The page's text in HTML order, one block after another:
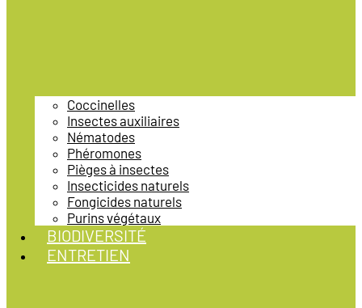
Coccinelles
Insectes auxiliaires
Nématodes
Phéromones
Pièges à insectes
Insecticides naturels
Fongicides naturels
Purins végétaux
BIODIVERSITÉ
ENTRETIEN